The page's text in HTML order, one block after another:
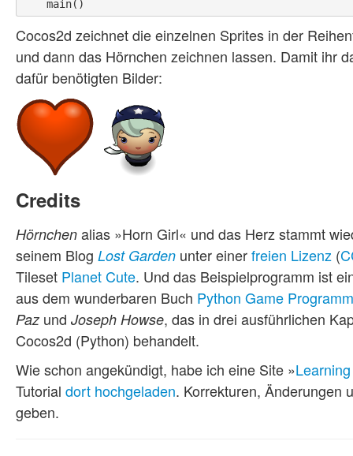
Cocos2d zeichnet die einzelnen Sprites in der
und dann das Hörnchen zeichnen lassen. Damit ihr
dafür benötigten Bilder:
Credits
Hörnchen alias »Horn Girl« und das Herz stammt
seinem Blog Lost Garden unter einerfreien Lizenz (
Tileset Planet Cute. Und das Beispielprogramm ist
aus dem wunderbaren Buch Python Game
Paz und Joseph Howse, das in drei ausführlichen
Cocos2d (Python) behandelt.
Wie schon angekündigt, habe ich eine Site »
Tutorial dort hochgeladen. Korrekturen, Änderungen
geben.